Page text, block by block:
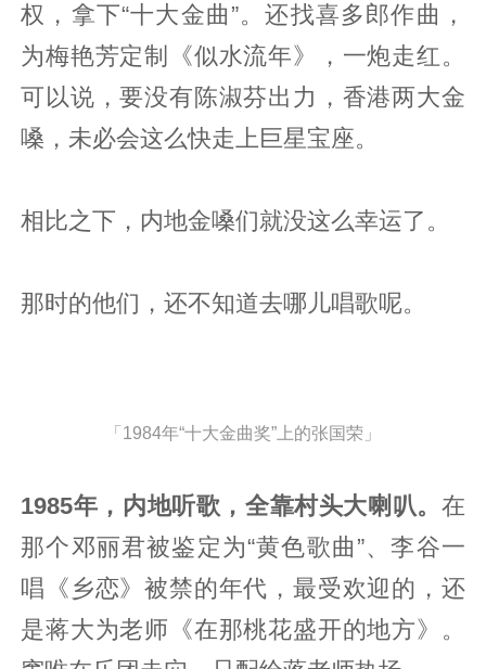
权，拿下“十大金曲”。还找喜多郎作曲，
为梅艳芳定制《似水流年》，一炮走红。
可以说，要没有陈淑芬出力，香港两大金
嗓，未必会这么快走上巨星宝座。
相比之下，内地金嗓们就没这么幸运了。
那时的他们，还不知道去哪儿唱歌呢。
「1984年“十大金曲奖”上的张国荣」
1985年，内地听歌，全靠村头大喇叭。 在
那个邓丽君被鉴定为“黄色歌曲”、李谷一
唱《乡恋》被禁的年代，最受欢迎的，还
是蒋大为老师《在那桃花盛开的地方》。